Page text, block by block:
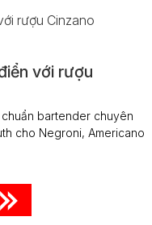
với rượu
bartender chuyên
cho Negroni, Americano